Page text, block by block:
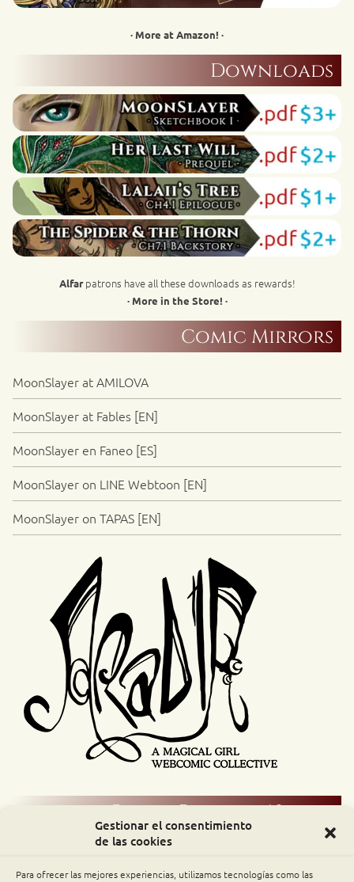
Gestionar el consentimiento
de las cookies
Para ofrecer las mejores experiencias, utilizamos tecnologías como las
· More at Amazon! ·
Downloads
Alfarpatrons have all these downloads as rewards!
· More in the Store! ·
Comic Mirrors
MoonSlayer at AMILOVA
MoonSlayer at Fables [EN]
MoonSlayer en Faneo [ES]
MoonSlayer on LINE Webtoon [EN]
MoonSlayer on TAPAS [EN]
Comic Readers / Index